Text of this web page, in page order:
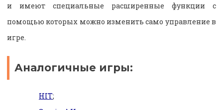
и имеют специальные расширенные функции с
помощью которых можно изменить само управление в
игре.
Аналогичные игры:
HIT;